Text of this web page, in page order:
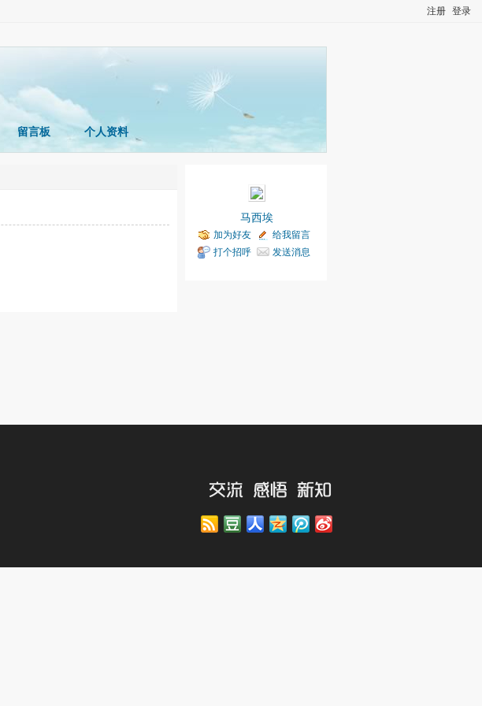
注册 登录
留言板 个人资料
马西埃
加为好友
给我留言
打个招呼
发送消息